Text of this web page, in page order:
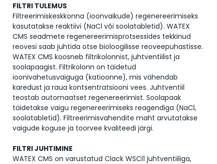
FILTRI TULEMUS
Filtreerimiskeskkonna (ioonvaikude) regenereerimiseks
kasutatakse reaktiivi (NaCl või soolatabletid). WATEX
CMS seadmete regenereerimisprotsessides tekkinud
reovesi saab juhtida otse bioloogilisse reoveepuhastisse.
WATEX CMS koosneb filtrikolonnist, juhtventiilist ja
soolapaagist. Filtrikolonn on täidetud
ioonivahetusvaiguga (katioonne), mis vähendab
karedust ja raua kontsentratsiooni vees. Juhtventiil
teostab automaatset regenereerimist. Soolapaak
täidetakse vaigu regenereerimiseks reagendiga (NaCl,
soolatabletid). Filtreerimisvahendite maht arvutatakse
vaigude koguse ja toorvee kvaliteedi järgi.
FILTRI JUHTIMINE
WATEX CMS on varustatud Clack WSCI1 juhtventiiliga,